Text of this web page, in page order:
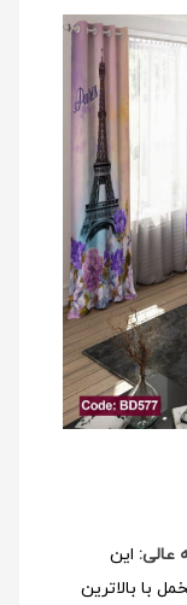
عالی: این
با بالاترین